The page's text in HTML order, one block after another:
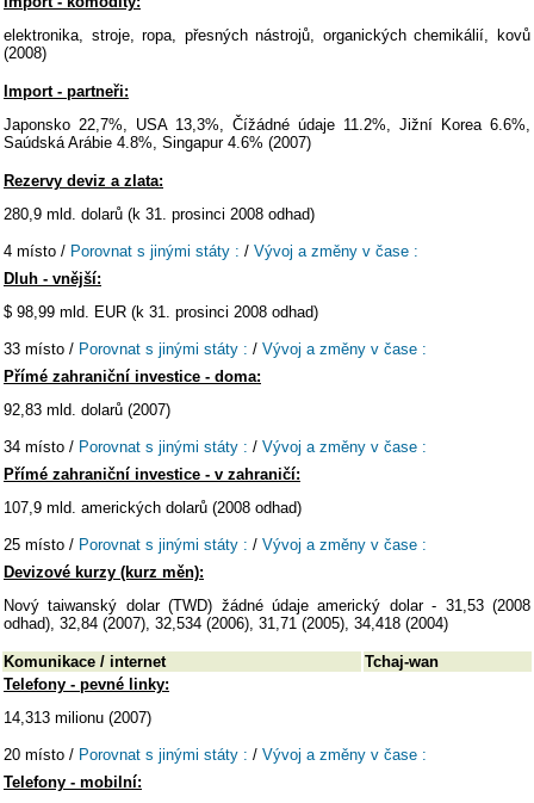
elektronika, stroje, ropa, přesných nástrojů, organických chemikálií, kovů
(2008)
Import - partneři:
Japonsko 22,7%, USA 13,3%, Čížádné údaje 11.2%, Jižní Korea 6.6%,
Saúdská Arábie 4.8%, Singapur 4.6% (2007)
Rezervy deviz a zlata:
280,9 mld. dolarů (k 31. prosinci 2008 odhad)
4 místo / Porovnat s jinými státy : / Vývoj a změny v čase :
Dluh - vnější:
$ 98,99 mld. EUR (k 31. prosinci 2008 odhad)
33 místo / Porovnat s jinými státy : / Vývoj a změny v čase :
Přímé zahraniční investice - doma:
92,83 mld. dolarů (2007)
34 místo / Porovnat s jinými státy : / Vývoj a změny v čase :
Přímé zahraniční investice - v zahraničí:
107,9 mld. amerických dolarů (2008 odhad)
25 místo / Porovnat s jinými státy : / Vývoj a změny v čase :
Devizové kurzy (kurz měn):
Nový taiwanský dolar (TWD) žádné údaje americký dolar - 31,53 (2008
odhad), 32,84 (2007), 32,534 (2006), 31,71 (2005), 34,418 (2004)
Komunikace / internet
Tchaj-wan
Telefony - pevné linky:
14,313 milionu (2007)
20 místo / Porovnat s jinými státy : / Vývoj a změny v čase :
Telefony - mobilní: